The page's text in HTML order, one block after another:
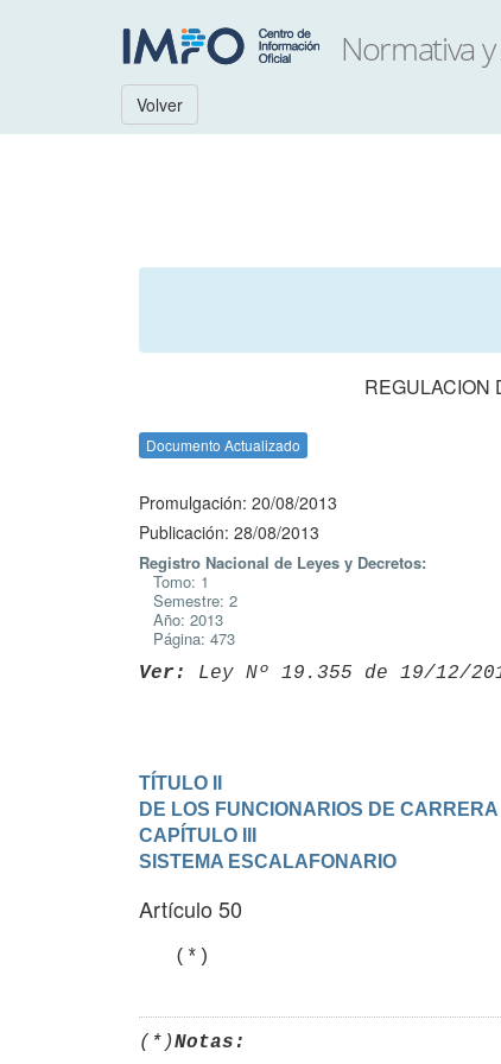
Volver
REGULACION
Documento Actualizado
Promulgación: 20/08/2013
Publicación: 28/08/2013
Registro Nacional de Leyes y Decretos:
Tomo: 1
Semestre: 2
Año: 2013
Página: 473
Ver: Ley Nº 19.355 de 19/12/
TÍTULO II
DE LOS FUNCIONARIOS DE CARRERA
CAPÍTULO III
SISTEMA ESCALAFONARIO
Artículo 50
   (*)
(*)Notas: